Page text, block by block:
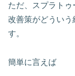
ただ、スプラト
改善策がどういう
す。
簡単に言えば